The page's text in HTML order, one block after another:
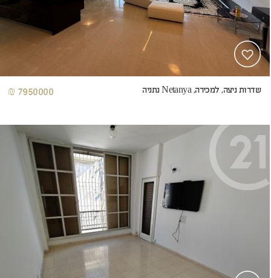
שדרות ניצה, למכירה, Netanya נתניה 7950000 ₪